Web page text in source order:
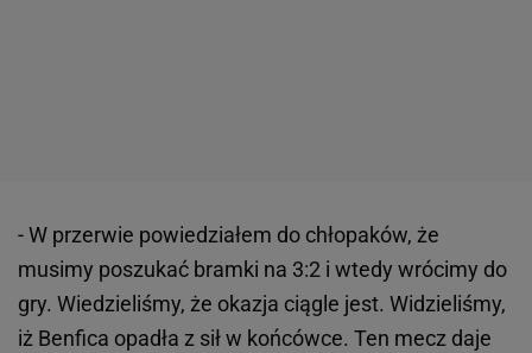
- W przerwie powiedziałem do chłopaków, że
musimy poszukać bramki na 3:2 i wtedy wrócimy do
gry. Wiedzieliśmy, że okazja ciągle jest. Widzieliśmy,
iż Benfica opadła z sił w końcówce. Ten mecz daje